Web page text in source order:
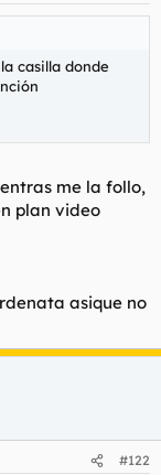
casilla donde
me la follo,
plan video
asique no
#122